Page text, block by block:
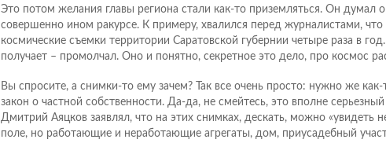
Это потом желания главы региона стали как-то приземляться. Он думал
совершенно ином ракурсе. К примеру, хвалился перед журналистами, что
космические съемки территории Саратовской губернии четыре раза в
получает – промолчал. Оно и понятно, секретное это дело, про космос
Вы спросите, а снимки-то ему зачем? Так все очень просто: нужно же как-
закон о частной собственности. Да-да, не смейтесь, это вполне
Дмитрий Аяцков заявлял, что на этих снимках, дескать, можно «увидеть
поле, но работающие и неработающие агрегаты, дом, приусадебный